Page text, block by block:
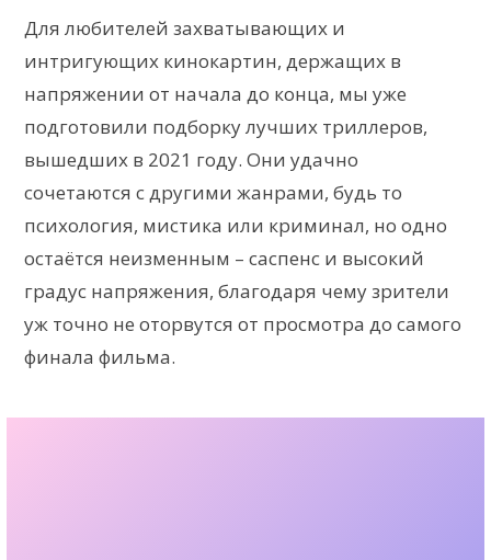
Для любителей захватывающих и
интригующих кинокартин, держащих в
напряжении от начала до конца, мы уже
подготовили подборку лучших триллеров,
вышедших в 2021 году. Они удачно
сочетаются с другими жанрами, будь то
психология, мистика или криминал, но одно
остаётся неизменным – саспенс и высокий
градус напряжения, благодаря чему зрители
уж точно не оторвутся от просмотра до самого
финала фильма.